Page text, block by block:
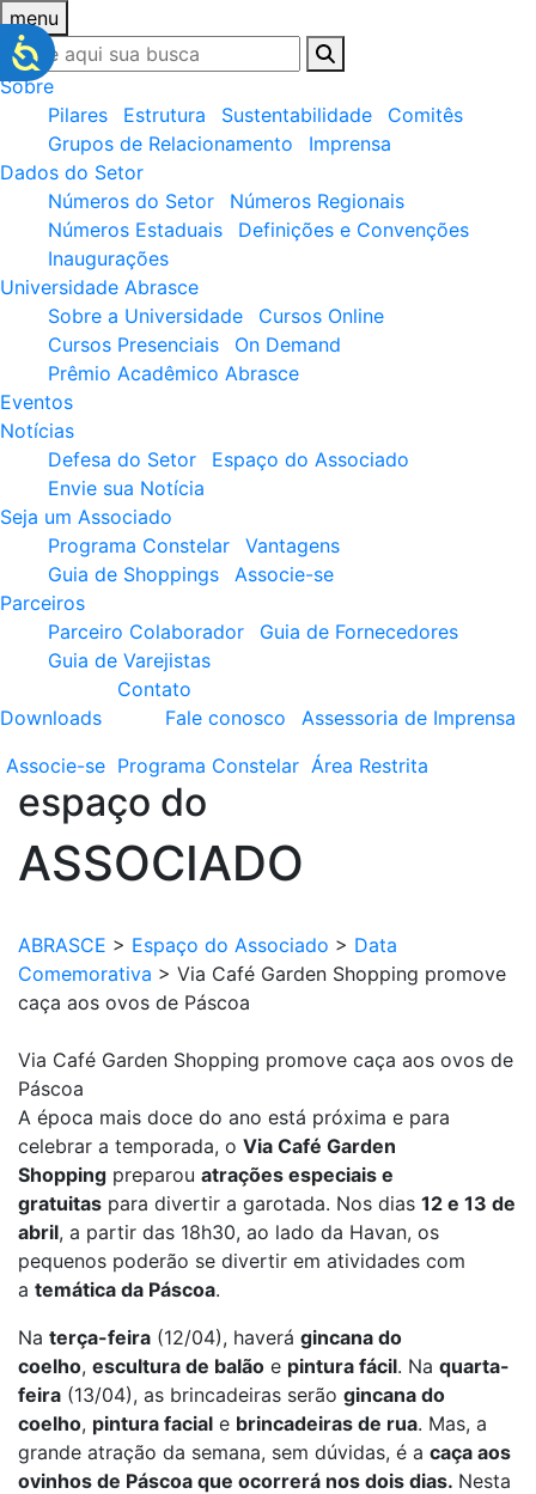
menu
Sobre
Pilares
Estrutura Sustentabilidade
Comitês
Grupos de Relacionamento
Imprensa
Dados do Setor
Números do Setor
Números Regionais
Números Estaduais
Definições e Convenções
Inaugurações
Universidade Abrasce
Sobre a Universidade
Cursos Online
Cursos Presenciais
On Demand
Prêmio Acadêmico Abrasce
Eventos
Notícias
Defesa do Setor
Espaço do Associado
Envie sua Notícia
Seja um Associado
Programa Constelar
Vantagens
Guia de Shoppings
Associe-se
Parceiros
Parceiro Colaborador
Guia de Fornecedores
Guia de Varejistas
Downloads
Contato
Fale conosco
Assessoria de Imprensa
Associe-se Programa Constelar Área Restrita
espaço do
ASSOCIADO
ABRASCE > Espaço do Associado > Data
Comemorativa > Via Café Garden Shopping promove
caça aos ovos de Páscoa
Via Café Garden Shopping promove caça aos ovos de
Páscoa
A época mais doce do ano está próxima e para
celebrar a temporada, o Via Café Garden
Shopping preparou atrações especiais e
gratuitas para divertir a garotada. Nos dias 12 e 13 de
abril, a partir das 18h30, ao lado da Havan, os
pequenos poderão se divertir em atividades com
a temática da Páscoa.
Na terça-feira (12/04), haverá gincana do
coelho, escultura de balão e pintura fácil. Na quarta-
feira (13/04), as brincadeiras serão gincana do
coelho, pintura facial e brincadeiras de rua. Mas, a
grande atração da semana, sem dúvidas, é a caça aos
ovinhos de Páscoa que ocorrerá nos dois dias. Nesta